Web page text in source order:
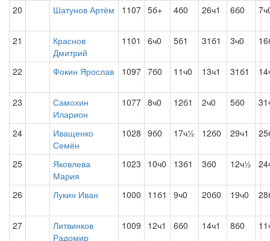
20 Шатунов Артём 1107 5б+ 4б0 26ч1 6б0
21
Краснов
Дмитрий
1101 6ч0 5б1 31б1 3ч0
22 Фокин Ярослав 1097 7б0 11ч0 13ч1 31б1
23
Самохин
Иларион
1077 8ч0 12б1 2ч0 5б0
24
Иващенко
Семён
1028 9б0 17ч½ 12б0 29ч1
25
Яковлева
Мария
1023 10ч0 13б1 3б0 12ч½
26 Лукин Иван 1000 11б1 9ч0 20б0 19ч0
27
Литвинков
Радомир
1009 12ч1 6б0 14ч1 8б0